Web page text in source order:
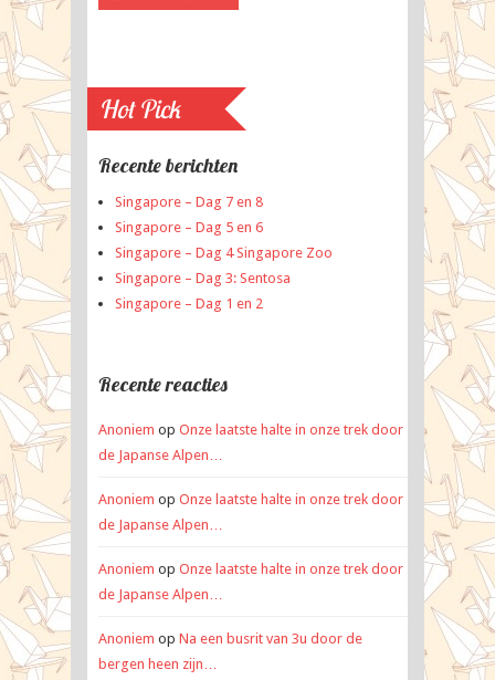
Hot Pick
Recente berichten
Singapore – Dag 7 en 8
Singapore – Dag 5 en 6
Singapore – Dag 4 Singapore Zoo
Singapore – Dag 3: Sentosa
Singapore – Dag 1 en 2
Recente reacties
Anoniem op Onze laatste halte in onze trek door
de Japanse Alpen…
Anoniem op Onze laatste halte in onze trek door
de Japanse Alpen…
Anoniem op Onze laatste halte in onze trek door
de Japanse Alpen…
Anoniem op Na een busrit van 3u door de
bergen heen zijn…